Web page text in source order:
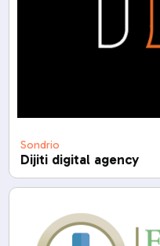
Sondrio
Dijiti digital agency